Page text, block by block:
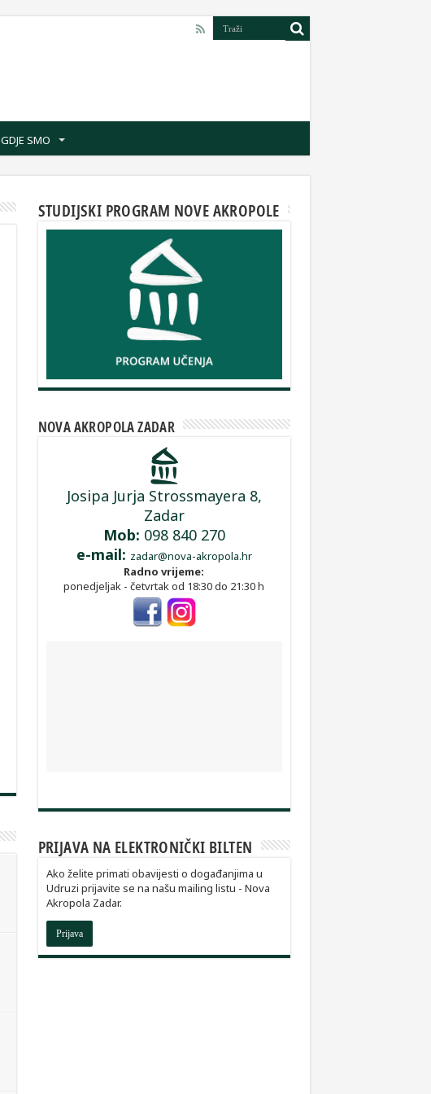
GDJE SMO
STUDIJSKI PROGRAM NOVE AKROPOLE
NOVA AKROPOLA ZADAR
Josipa Jurja Strossmayera 8,
Zadar
Mob: 098 840 270
e-mail: zadar@nova-akropola.hr
Radno vrijeme:
ponedjeljak - četvrtak od 18:30 do 21:30 h
PRIJAVA NA ELEKTRONIČKI BILTEN
Ako želite primati obavijesti o događanjima u
Udruzi prijavite se na našu mailing listu - Nova
Akropola Zadar.
Prijava